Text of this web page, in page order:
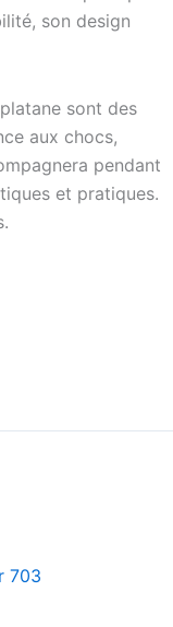
son design
sont des
aux chocs,
pendant
et pratiques.